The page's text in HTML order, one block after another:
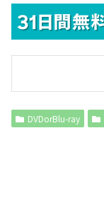
DVDorBlu-ray